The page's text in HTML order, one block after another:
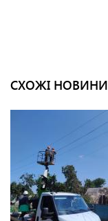
СХОЖІ НОВИНИ